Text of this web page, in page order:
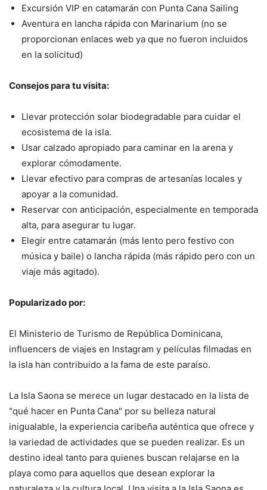
Excursión VIP en catamarán con Punta Cana Sailing
Aventura en lancha rápida con Marinarium (no se
proporcionan enlaces web ya que no fueron incluidos
en la solicitud)
Consejos para tu visita:
Llevar protección solar biodegradable para cuidar el
ecosistema de la isla.
Usar calzado apropiado para caminar en la arena y
explorar cómodamente.
Llevar efectivo para compras de artesanías locales y
apoyar a la comunidad.
Reservar con anticipación, especialmente en temporada
alta, para asegurar tu lugar.
Elegir entre catamarán (más lento pero festivo con
música y baile) o lancha rápida (más rápido pero con un
viaje más agitado).
Popularizado por:
El Ministerio de Turismo de República Dominicana,
influencers de viajes en Instagram y películas filmadas en
la isla han contribuido a la fama de este paraíso.
La Isla Saona se merece un lugar destacado en la lista de
"qué hacer en Punta Cana" por su belleza natural
inigualable, la experiencia caribeña auténtica que ofrece y
la variedad de actividades que se pueden realizar. Es un
destino ideal tanto para quienes buscan relajarse en la
playa como para aquellos que desean explorar la